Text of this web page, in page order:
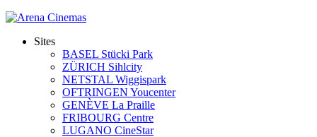
Sites
BASEL Stücki Park
ZÜRICH Sihlcity
NETSTAL Wiggispark
OFTRINGEN Youcenter
GENÈVE La Praille
FRIBOURG Centre
LUGANO CineStar